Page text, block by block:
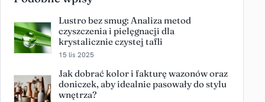
Lustro bez smug: Analiza metod
czyszczenia i pielęgnacji dla
krystalicznie czystej tafli
15 lis 2025
Jak dobrać kolor i fakturę wazonów oraz
doniczek, aby idealnie pasowały do stylu
wnętrza?